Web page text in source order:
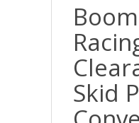
Boom
Skid